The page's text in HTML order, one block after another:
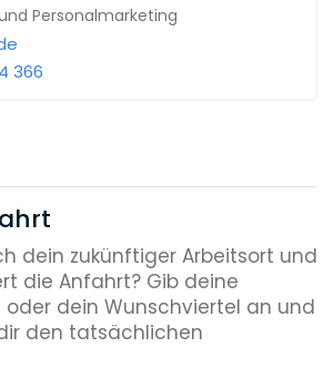
Personalmarketing
366
dein zukünftiger Arbeitsort und
die Anfahrt? Gib deine
dein Wunschviertel an und
den tatsächlichen